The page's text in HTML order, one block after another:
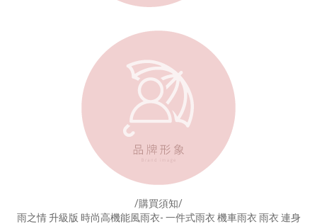
/購買須知/
雨之情 升級版 時尚高機能風雨衣- 一件式雨衣 機車雨衣 雨衣 連身